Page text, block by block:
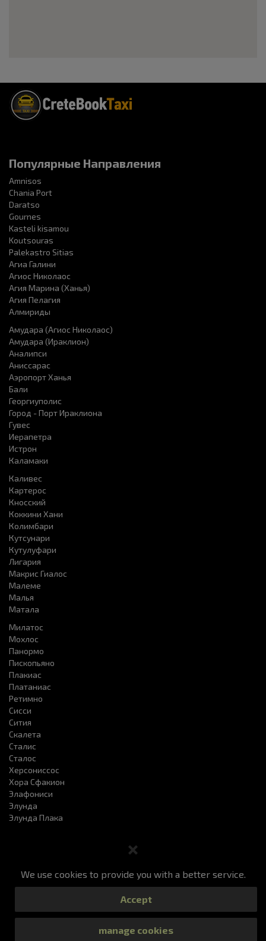
We use cookies to provide you with a better service.
Accept
manage cookies
Популярные Направления
Amnisos
Chania Port
Daratso
Gournes
Kasteli kisamou
Koutsouras
Palekastro Sitias
Агиа Галини
Агиос Николаос
Агия Марина (Ханья)
Агия Пелагия
Алмириды
Амудара (Агиос Николаос)
Амудара (Ираклион)
Аналипси
Аниссарас
Аэропорт Ханья
Бали
Георгиуполис
Город - Порт Ираклиона
Гувес
Иерапетра
Истрон
Каламаки
Каливес
Картерос
Кносский
Коккини Хани
Колимбари
Кутсунари
Кутулуфари
Лигария
Макрис Гиалос
Малеме
Малья
Матала
Милатос
Мохлос
Панормо
Пископьяно
Плакиас
Платаниас
Ретимно
Сисси
Сития
Скалета
Сталис
Сталос
Херсониссоc
Хора Сфакион
Элафониси
Элунда
Элунда Плака
Заказ такси Цены Наш Сервис
ЧаВо
Просмотр Вашего заказа
All Rights Reserved 2019